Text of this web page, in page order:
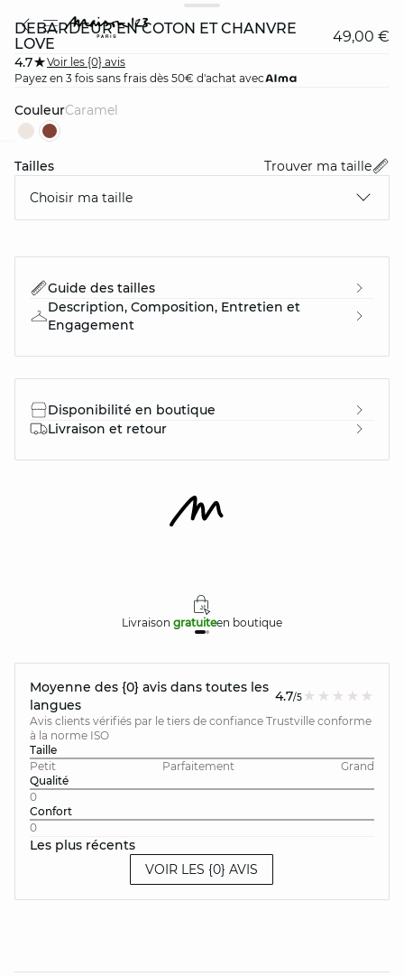
DÉBARDEUR EN COTON ET CHANVRE
LOVE
49,00 €
4.7
Voir les {0} avis
Payez en 3 fois sans frais dès 50€ d'achat avec
Couleur caramel
Tailles
Trouver ma taille
Choisir ma taille
Guide des tailles
Description, Composition, Entretien et
Engagement
Disponibilité en boutique
Livraison et retour
Livraison gratuiteen boutique
Moyenne des {0} avis dans toutes les
langues
4.7/5
Avis clients vérifiés par le tiers de confiance Trustville conforme
à la norme ISO
Taille
Petit
Parfaitement
Grand
Qualité
0
Confort
0
Les plus récents
VOIR LES {0} AVIS